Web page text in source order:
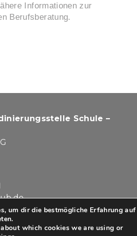
Informationen zur
Berufsberatung.
Schule –
um dir die bestmögliche Erfahrung auf
which cookies we are using or